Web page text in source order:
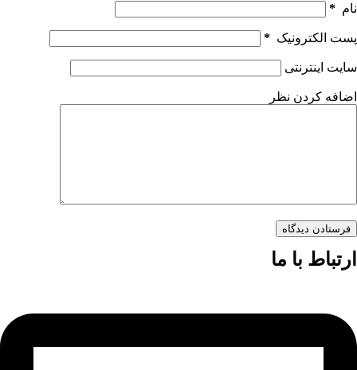
نام *
پست الکترونیک *
سایت اینترنتی
اضافه کردن نظر
فرستادن دیدگاه
ارتباط با ما